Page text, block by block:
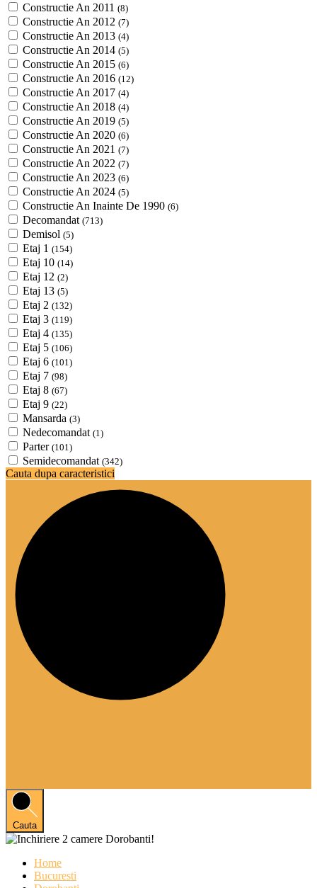
Constructie An 2011 (8)
Constructie An 2012 (7)
Constructie An 2013 (4)
Constructie An 2014 (5)
Constructie An 2015 (6)
Constructie An 2016 (12)
Constructie An 2017 (4)
Constructie An 2018 (4)
Constructie An 2019 (5)
Constructie An 2020 (6)
Constructie An 2021 (7)
Constructie An 2022 (7)
Constructie An 2023 (6)
Constructie An 2024 (5)
Constructie An Inainte De 1990 (6)
Decomandat (713)
Demisol (5)
Etaj 1 (154)
Etaj 10 (14)
Etaj 12 (2)
Etaj 13 (5)
Etaj 2 (132)
Etaj 3 (119)
Etaj 4 (135)
Etaj 5 (106)
Etaj 6 (101)
Etaj 7 (98)
Etaj 8 (67)
Etaj 9 (22)
Mansarda (3)
Nedecomandat (1)
Parter (101)
Semidecomandat (342)
Cauta dupa caracteristici
Cauta
Home
Bucuresti